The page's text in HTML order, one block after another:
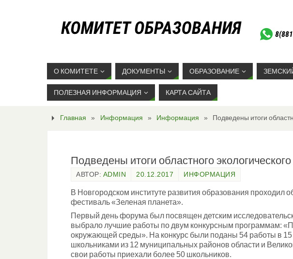
О КОМИТЕТЕ ДОКУМЕНТЫ ОБРАЗОВАНИЕ
ПОЛЕЗНАЯ ИНФОРМАЦИЯ КАРТА САЙТА
Главная » Информация » Информация » Подведены итоги
Подведены итоги областного
АВТОР: ADMIN 20.12.2017 ИНФОРМАЦИЯ
В Новгородском институте развития образования проходил
фестиваль «Зеленая планета».
Первый день форума был посвящен детским
выбрало лучшие работы по двум конкурсным программам:
окружающей среды». На конкурс были поданы 54 работы в
школьниками из 12 муниципальных районов области и
свои работы приехали более 50 школьников.